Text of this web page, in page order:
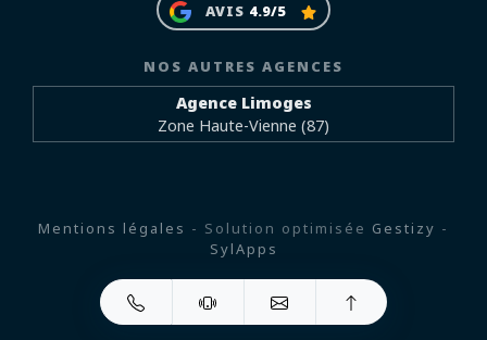
AVIS 4.9/5
NOS AUTRES AGENCES
Agence Limoges
Zone Haute-Vienne (87)
Mentions légales - Solution optimisée Gestizy -
SylApps